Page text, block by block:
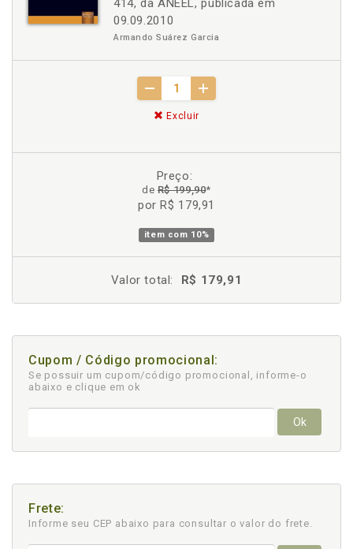
414, da ANEEL, publicada em
09.09.2010
Armando Suárez Garcia
Excluir
Preço:
deR$ 199,90*
por R$ 179,91
item com 10%
Valor total: R$ 179,91
Cupom / Código promocional:
Se possuir um cupom/código promocional, informe-o
abaixo e clique em ok
Ok
Frete:
Informe seu CEP abaixo para consultar o valor do frete.